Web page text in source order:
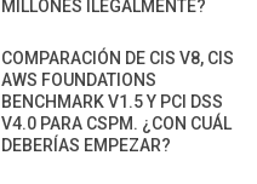
MILLONES ILEGALMENTE?
COMPARACIÓN DE CIS V8, CIS
AWS FOUNDATIONS
BENCHMARK V1.5 Y PCI DSS
V4.0 PARA CSPM. ¿CON CUÁL
DEBERÍAS EMPEZAR?